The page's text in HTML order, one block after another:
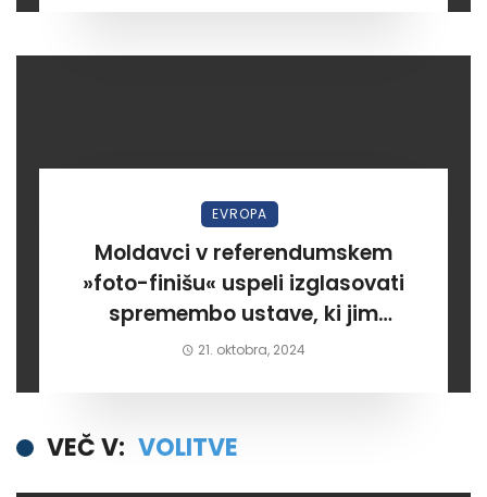
EVROPA
Moldavci v referendumskem
»foto-finišu« uspeli izglasovati
spremembo ustave, ki jim
omogoča pridružitev v EU
21. oktobra, 2024
VEČ V: VOLITVE